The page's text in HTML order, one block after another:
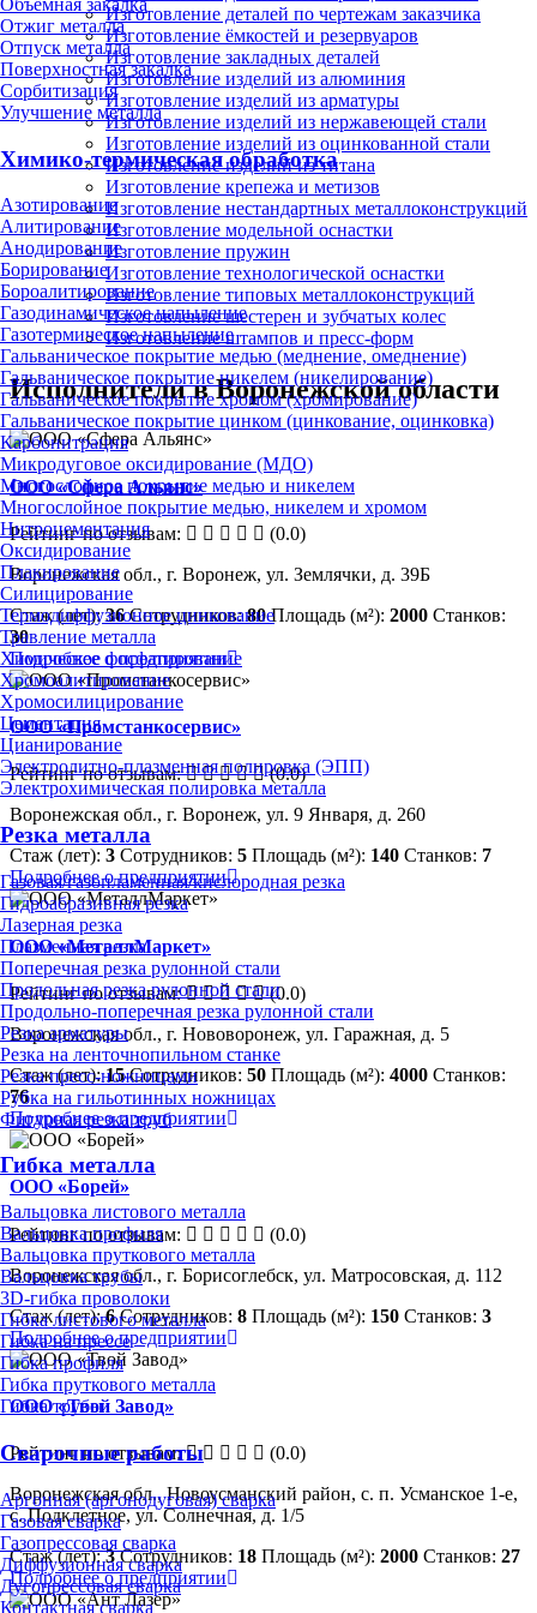
Отжиг металла
Отпуск металла
Поверхностная закалка
Сорбитизация
Улучшение металла
Химико-термическая обработка
Азотирование
Алитирование
Анодирование
Борирование
Бороалитирование
Газодинамическое напыление
Газотермическое напыление
Гальваническое покрытие медью (меднение, омеднение)
Гальваническое покрытие никелем (никелирование)
Гальваническое покрытие хромом (хромирование)
Гальваническое покрытие цинком (цинкование, оцинковка)
Карбонитрация
Микродуговое оксидирование (МДО)
Многослойное покрытие медью и никелем
Многослойное покрытие медью, никелем и хромом
Нитроцементация
Оксидирование
Плакирование
Силицирование
Термодиффузионное цинкование
Травление металла
Химическое фосфатирование
Хромоалитирование
Хромосилицирование
Цементация
Цианирование
Электролитно-плазменная полировка (ЭПП)
Электрохимическая полировка металла
Резка металла
Газовая/газопламенная/кислородная резка
Гидроабразивная резка
Лазерная резка
Плазменная резка
Поперечная резка рулонной стали
Продольная резка рулонной стали
Продольно-поперечная резка рулонной стали
Резка арматуры
Резка на ленточнопильном станке
Резка пресс-ножницами
Рубка на гильотинных ножницах
Фигурная резка труб
Гибка металла
Вальцовка листового металла
Вальцовка профиля
Вальцовка пруткового металла
Вальцовка трубы
3D-гибка проволоки
Гибка листового металла
Гибка на прессе
Гибка профиля
Гибка пруткового металла
Гибка трубы
Сварочные работы
Аргонная (аргонодуговая) сварка
Газовая сварка
Газопрессовая сварка
Диффузионная сварка
Дугопрессовая сварка
Контактная сварка
Изготовление деталей по чертежам заказчика
Изготовление ёмкостей и резервуаров
Изготовление закладных деталей
Изготовление изделий из алюминия
Изготовление изделий из арматуры
Изготовление изделий из нержавеющей стали
Изготовление изделий из оцинкованной стали
Изготовление изделий из титана
Изготовление крепежа и метизов
Изготовление нестандартных металлоконструкций
Изготовление модельной оснастки
Изготовление пружин
Изготовление технологической оснастки
Изготовление типовых металлоконструкций
Изготовление шестерен и зубчатых колес
Изготовление штампов и пресс-форм
Исполнители в Воронежской области
ООО «Сфера Альянс»
Рейтинг по отзывам:
(0.0)
Воронежская обл., г. Воронеж, ул. Землячки, д. 39Б
Стаж (лет):36 Сотрудников:80 Площадь (м²): 2000 Станков:
30
Подробнее о предприятии
ООО «Промстанкосервис»
Рейтинг по отзывам:
(0.0)
Воронежская обл., г. Воронеж, ул. 9 Января, д. 260
Стаж (лет): 3 Сотрудников: 5 Площадь (м²): 140 Станков: 7
Подробнее о предприятии
ООО «МеталлМаркет»
Рейтинг по отзывам:
(0.0)
Воронежская обл., г. Нововоронеж, ул. Гаражная, д. 5
Стаж (лет):15 Сотрудников: 50 Площадь (м²): 4000 Станков:
76
Подробнее о предприятии
ООО «Борей»
Рейтинг по отзывам:
(0.0)
Воронежская обл., г. Борисоглебск, ул. Матросовская, д. 112
Стаж (лет):6 Сотрудников: 8 Площадь (м²): 150 Станков: 3
Подробнее о предприятии
ООО «Твой Завод»
Рейтинг по отзывам:
(0.0)
Воронежская обл., Новоусманский район, с. п. Усманское 1-е,
с. Подклетное, ул. Солнечная, д. 1/5
Стаж (лет):3 Сотрудников: 18 Площадь (м²): 2000 Станков: 27
Подробнее о предприятии